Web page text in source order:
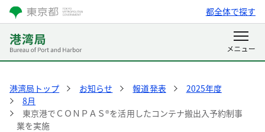
都全体で探す
港湾局トップ お知らせ 報道発表
2025年度
8月
東京港でＣＯＮＰＡＳ®を活用したコンテナ搬出入予約制事
業を実施